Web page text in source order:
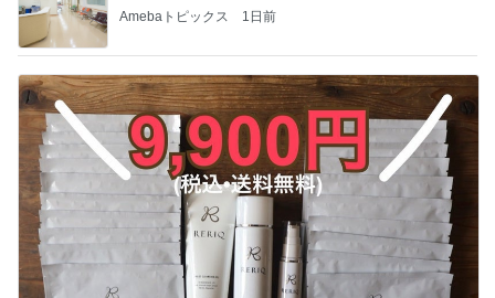
Amebaトピックス 1日前